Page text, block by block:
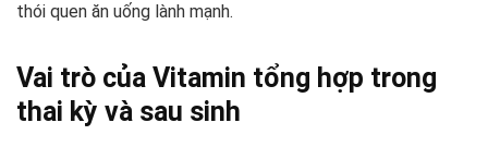
thói quen ăn uống lành mạnh.
Vai trò của Vitamin tổng hợp trong
thai kỳ và sau sinh